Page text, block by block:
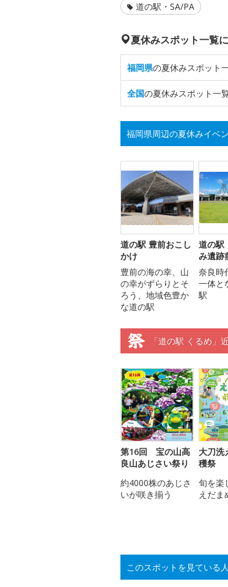
道の駅・SA/PA
夏休みスポット一覧
福岡県の夏休みスポット
全国の夏休みスポット一
福岡県周辺の夏休みイベ
道の駅 豊前おこし
かけ
豊前の海の幸、山
の幸がずらりとそ
ろう、地域色豊か
な道の駅
道の駅
み遺跡
奈良時
一体と
駅
「道の駅 くるめ」
第16回 宝の山高
良山あじさい祭り
約4000株のあじさ
いが咲き揃う
大刀洗
穫祭
旬を楽
えだま
このスポットを見ている